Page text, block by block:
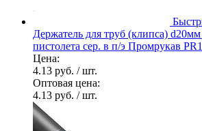
Держатель для труб (клипса)
пистолета сер. в п/э Промрукав
Цена:
4.13 руб. / шт.
Оптовая цена:
4.13 руб. / шт.